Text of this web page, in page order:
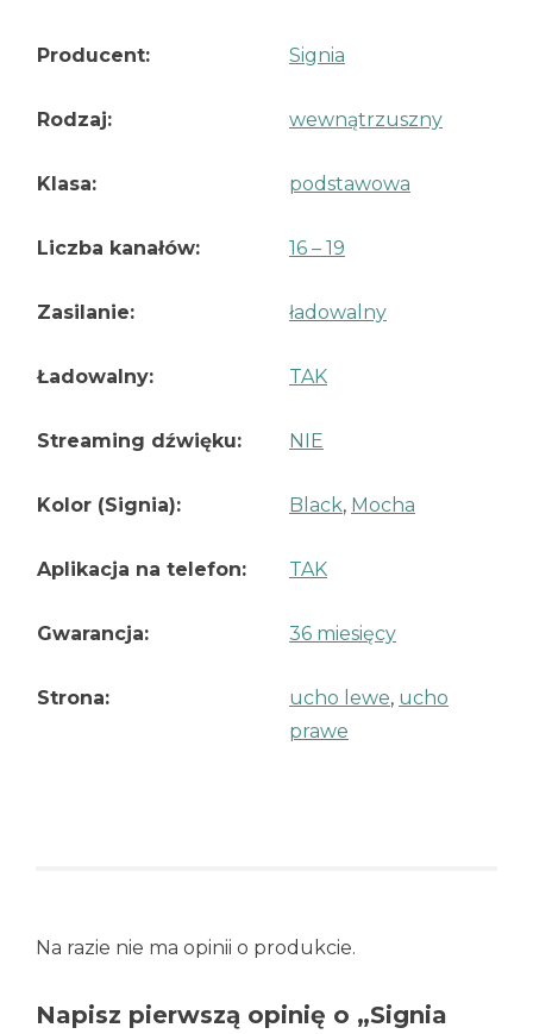
Producent: Signia
Rodzaj: wewnątrzuszny
Klasa: podstawowa
Liczba kanałów: 16 – 19
Zasilanie: ładowalny
Ładowalny: TAK
Streaming dźwięku: NIE
Kolor (Signia): Black, Mocha
Aplikacja na telefon: TAK
Gwarancja: 36 miesięcy
Strona: ucho lewe, ucho
prawe
Na razie nie ma opinii o produkcie.
Napisz pierwszą opinię o „Signia